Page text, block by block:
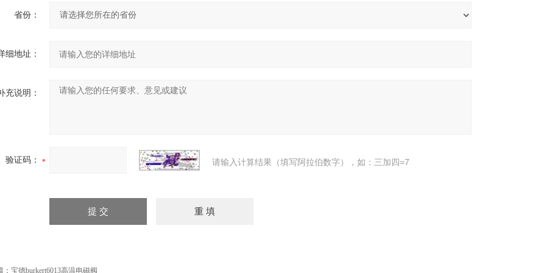
省份：
细地址：
充说明：
验证码： 请输入计算结果（填写阿拉伯数字），如：三加四=7
： 宝德burkert6013高温电磁阀